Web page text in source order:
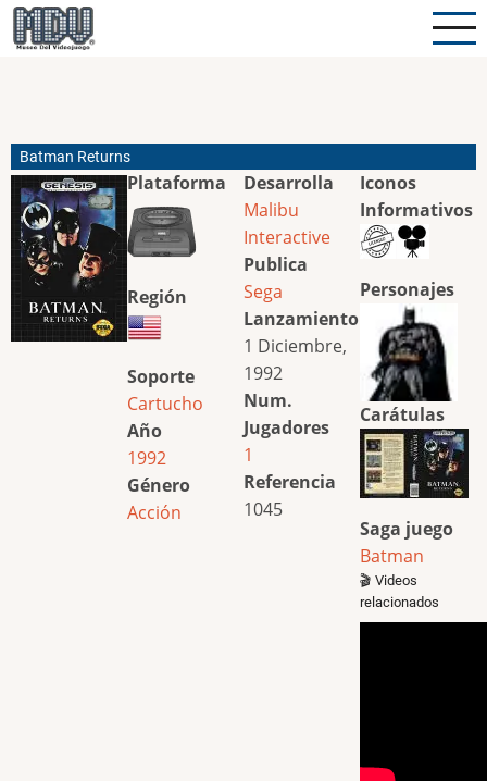
Pasar
al
Batman Returns
Plataforma
Región
Soporte
Cartucho
Año
1992
Género
Acción
Desarrolla
Malibu
Interactive
Publica
Sega
Lanzamiento
1 Diciembre,
1992
Num.
Jugadores
1
Referencia
1045
Iconos
Informativos
Personajes
Carátulas
Saga juego
Batman
🎬 Videos
relacionados